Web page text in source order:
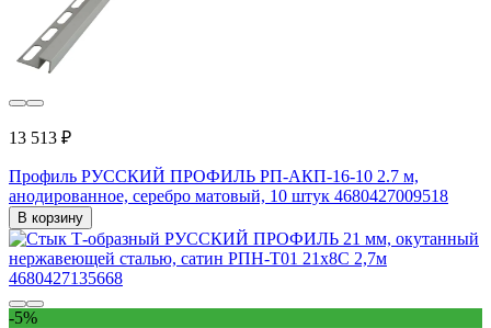
13 513 ₽
Профиль РУССКИЙ ПРОФИЛЬ РП-АКП-16-10 2.7 м,
анодированное, серебро матовый, 10 штук 4680427009518
В корзину
-5%